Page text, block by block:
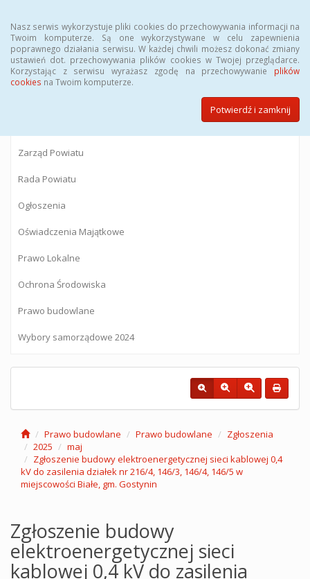
Nasz serwis wykorzystuje pliki cookies do przechowywania informacji na
Twoim komputerze. Są one wykorzystywane w celu zapewnienia
poprawnego działania serwisu. W każdej chwili możesz dokonać zmiany
ustawień dot. przechowywania plików cookies w Twojej przeglądarce.
Korzystając z serwisu wyrażasz zgodę na przechowywanie plików
cookies na Twoim komputerze.
Potwierdź i zamknij
BIULETYN INFORMACJI PUBLICZNEJ
Starostwa Powiatowego w Gostyninie
Zarząd Powiatu
Rada Powiatu
Ogłoszenia
Oświadczenia Majątkowe
Prawo Lokalne
Ochrona Środowiska
Prawo budowlane
Wybory samorządowe 2024
Prawo budowlane Prawo budowlane
Zgłoszenia
2025
maj
Zgłoszenie budowy elektroenergetycznej sieci kablowej 0,4
kV do zasilenia działek nr 216/4, 146/3, 146/4, 146/5 w
miejscowości Białe, gm. Gostynin
Zgłoszenie budowy
elektroenergetycznej sieci
kablowej 0,4 kV do zasilenia